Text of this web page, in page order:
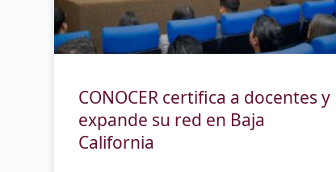
CONOCER certifica a docentes y
expande su red en Baja
California